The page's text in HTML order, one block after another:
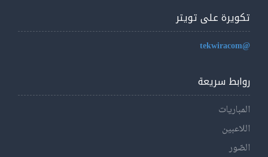
تكويرة على تويتر
@tekwiracom
روابط سريعة
المباريات
اللاعبين
الصّور